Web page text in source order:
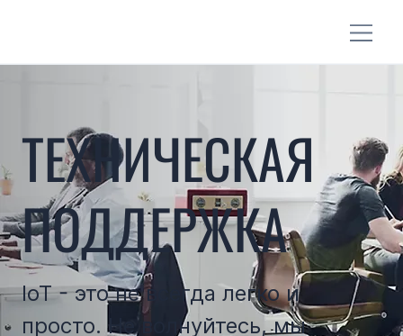
ТЕХНИЧЕСКАЯ
ПОДДЕРЖКА
IoT - это не всегда легко и
просто. Не волнуйтесь, мы